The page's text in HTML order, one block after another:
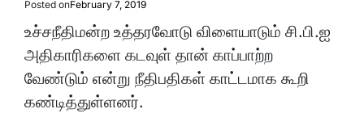
Posted onFebruary 7, 2019
உச்சநீதிமன்ற உத்தரவோடு விளையாடும் சி.பி.ஐ
அதிகாரிகளை கடவுள் தான் காப்பாற்ற
வேண்டும் என்று நீதிபதிகள் காட்டமாக கூறி
கண்டித்துள்ளனர்.